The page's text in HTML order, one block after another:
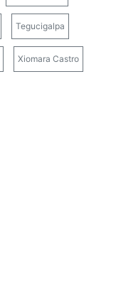
Tegucigalpa
Xiomara Castro